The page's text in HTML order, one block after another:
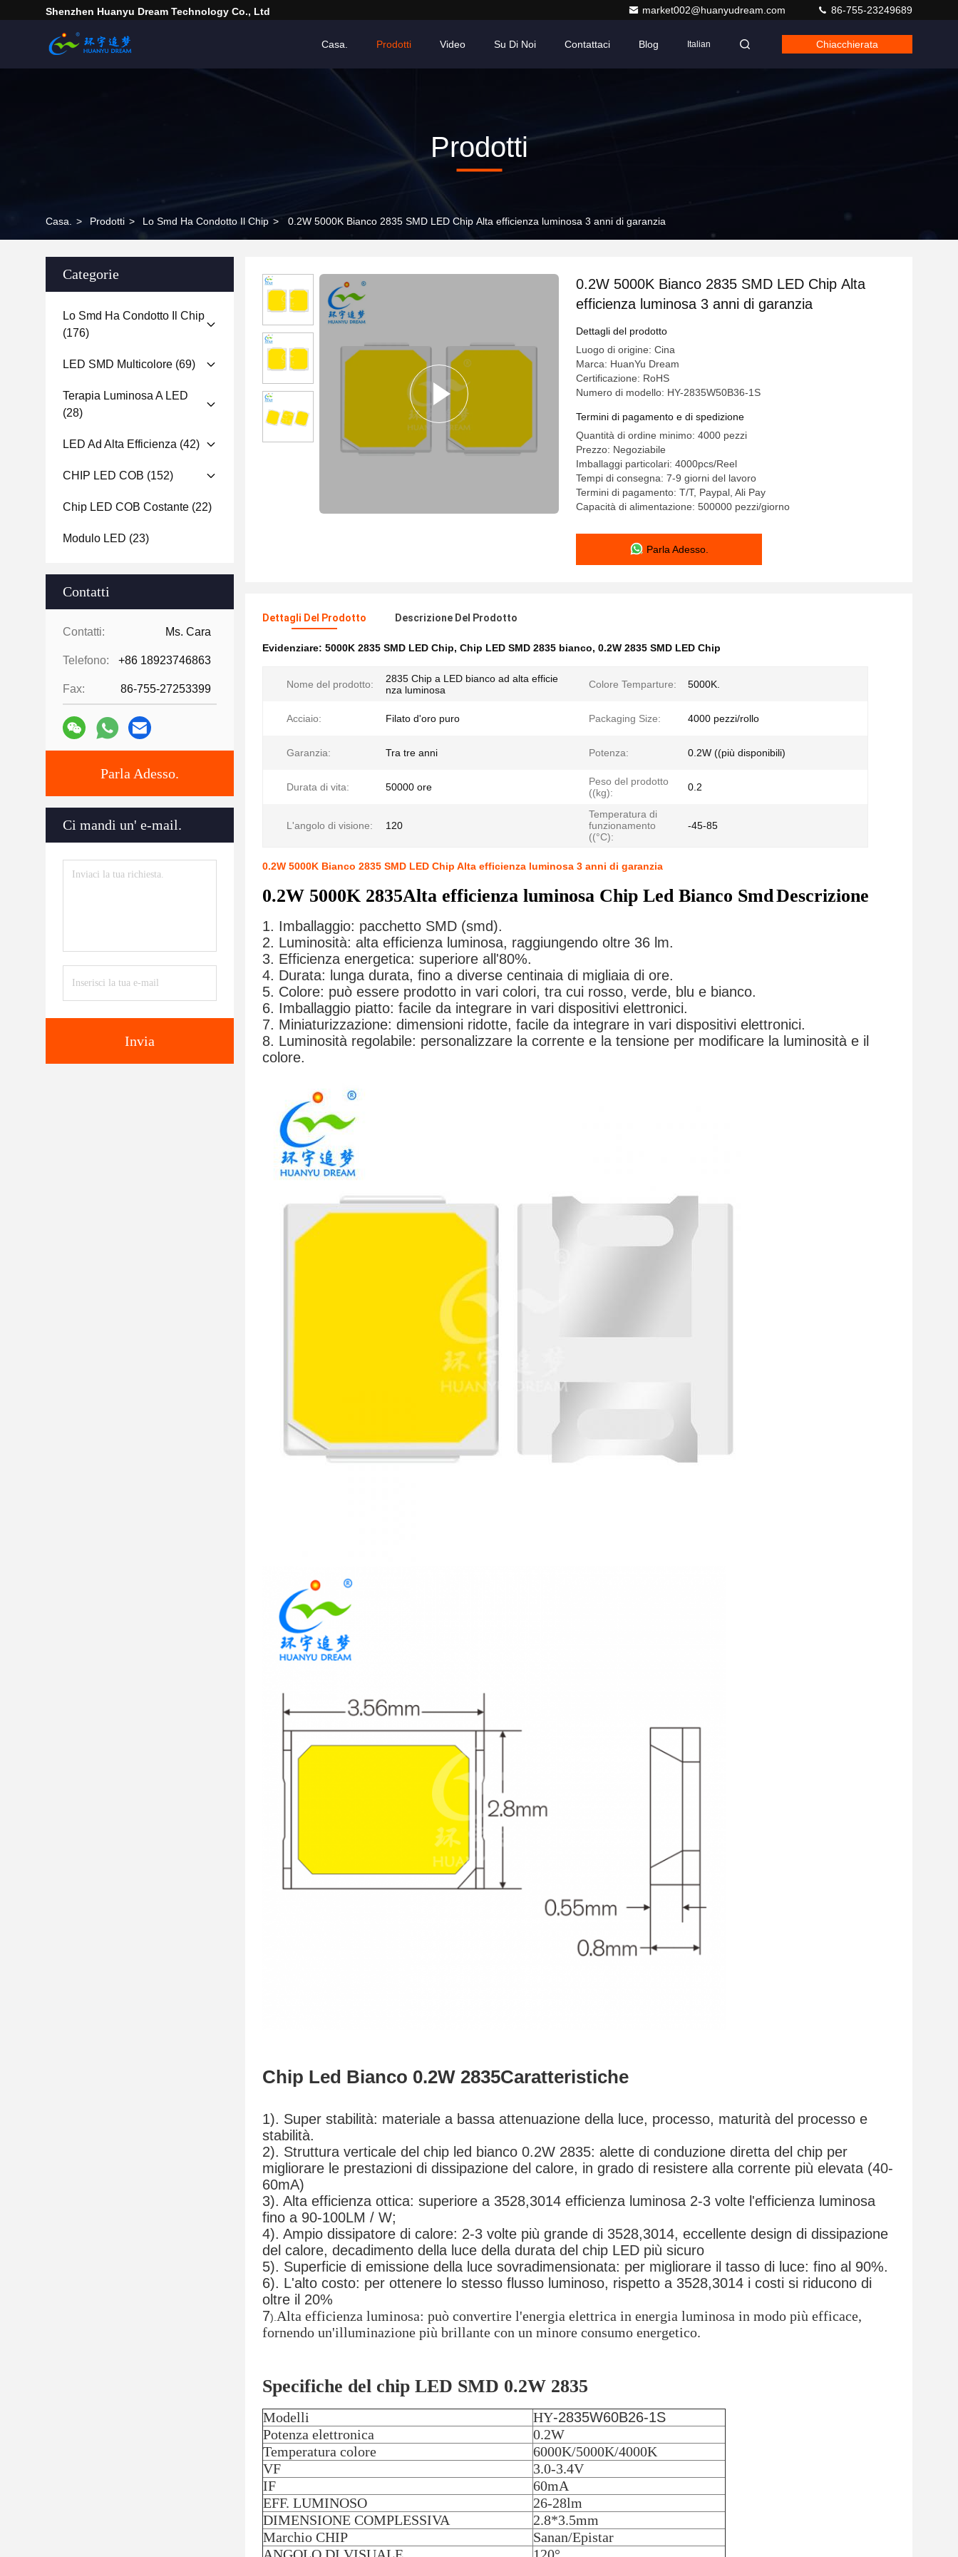
Shenzhen Huanyu Dream Technology Co., Ltd market002@huanyudream.com 86-755-23249689
Casa. Prodotti Video Su Di Noi Contattaci Blog Italian Chiacchierata
Prodotti
Casa. > Prodotti > Lo Smd Ha Condotto Il Chip > 0.2W 5000K Bianco 2835 SMD LED Chip Alta efficienza luminosa 3 anni di garanzia
Categorie
Lo Smd Ha Condotto Il Chip
(176)
LED SMD Multicolore (69)
Terapia Luminosa A LED
(28)
LED Ad Alta Efficienza (42)
CHIP LED COB (152)
Chip LED COB Costante (22)
Modulo LED (23)
Contatti
Contatti: Ms. Cara
Telefono: +86 18923746863
Fax: 86-755-27253399
Parla Adesso.
Ci mandi un' e-mail.
Invia
0.2W 5000K Bianco 2835 SMD LED Chip Alta
efficienza luminosa 3 anni di garanzia
Dettagli del prodotto
Luogo di origine: Cina
Marca: HuanYu Dream
Certificazione: RoHS
Numero di modello: HY-2835W50B36-1S
Termini di pagamento e di spedizione
Quantità di ordine minimo: 4000 pezzi
Prezzo: Negoziabile
Imballaggi particolari: 4000pcs/Reel
Tempi di consegna: 7-9 giorni del lavoro
Termini di pagamento: T/T, Paypal, Ali Pay
Capacità di alimentazione: 500000 pezzi/giorno
Parla Adesso.
Dettagli Del Prodotto Descrizione Del Prodotto
Evidenziare: 5000K 2835 SMD LED Chip, Chip LED SMD 2835 bianco, 0.2W 2835 SMD LED Chip
Nome del prodotto:
2835 Chip a LED bianco ad alta efficie
nza luminosa
Colore Temparture: 5000K.
Acciaio: Filato d'oro puro Packaging Size: 4000 pezzi/rollo
Garanzia: Tra tre anni Potenza: 0.2W ((più disponibili)
Durata di vita: 50000 ore
Peso del prodotto
((kg):
0.2
L'angolo di visione: 120
Temperatura di
funzionamento
((°C):
-45-85
0.2W 5000K Bianco 2835 SMD LED Chip Alta efficienza luminosa 3 anni di garanzia
0.2W 5000K 2835Alta efficienza luminosa Chip Led Bianco SmdDescrizione
1. Imballaggio: pacchetto SMD (smd).
2. Luminosità: alta efficienza luminosa, raggiungendo oltre 36 lm.
3. Efficienza energetica: superiore all'80%.
4. Durata: lunga durata, fino a diverse centinaia di migliaia di ore.
5. Colore: può essere prodotto in vari colori, tra cui rosso, verde, blu e bianco.
6. Imballaggio piatto: facile da integrare in vari dispositivi elettronici.
7. Miniaturizzazione: dimensioni ridotte, facile da integrare in vari dispositivi elettronici.
8. Luminosità regolabile: personalizzare la corrente e la tensione per modificare la luminosità e il
colore.
Chip Led Bianco 0.2W 2835Caratteristiche
1). Super stabilità: materiale a bassa attenuazione della luce, processo, maturità del processo e
stabilità.
2). Struttura verticale del chip led bianco 0.2W 2835: alette di conduzione diretta del chip per
migliorare le prestazioni di dissipazione del calore, in grado di resistere alla corrente più elevata (40-
60mA)
3). Alta efficienza ottica: superiore a 3528,3014 efficienza luminosa 2-3 volte l'efficienza luminosa
fino a 90-100LM / W;
4). Ampio dissipatore di calore: 2-3 volte più grande di 3528,3014, eccellente design di dissipazione
del calore, decadimento della luce della durata del chip LED più sicuro
5). Superficie di emissione della luce sovradimensionata: per migliorare il tasso di luce: fino al 90%.
6). L'alto costo: per ottenere lo stesso flusso luminoso, rispetto a 3528,3014 i costi si riducono di
oltre il 20%
7). Alta efficienza luminosa: può convertire l'energia elettrica in energia luminosa in modo più efficace,
fornendo un'illuminazione più brillante con un minore consumo energetico.
Specifiche del chip LED SMD 0.2W 2835
Modelli HY-2835W60B26-1S
Potenza elettronica
0.2W
Temperatura colore
6000K/5000K/4000K
VF
3.0-3.4V
IF
60mA
EFF. LUMINOSO
26-28lm
DIMENSIONE COMPLESSIVA
2.8*3.5mm
Marchio CHIP
Sanan/Epistar